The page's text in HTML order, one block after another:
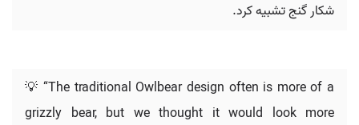
شکار گنج تشبیه کرد.
💡 “The traditional Owlbear design often is more of a
grizzly bear, but we thought it would look more